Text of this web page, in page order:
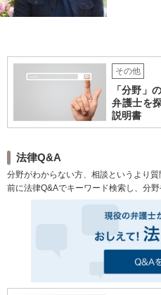
その他
「分野」
弁護士を
説明書
法律Q&A
分野がわからない方、相談というより
前に法律Q&Aでキーワード検索し、分